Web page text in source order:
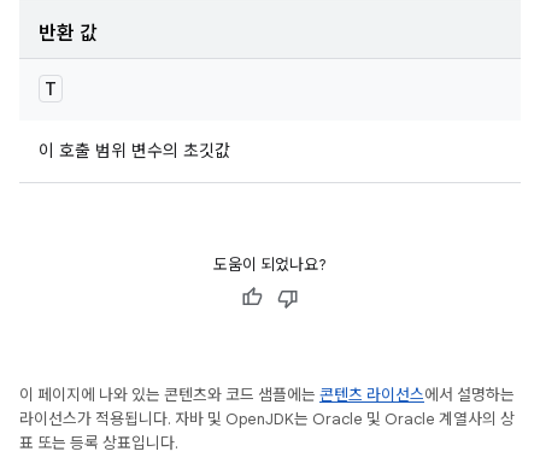
반환 값
T
이 호출 범위 변수의 초깃값
도움이 되었나요?
이 페이지에 나와 있는 콘텐츠와 코드 샘플에는 콘텐츠 라이선스에서 설명하는
라이선스가 적용됩니다. 자바 및 OpenJDK는 Oracle 및 Oracle 계열사의 상
표 또는 등록 상표입니다.